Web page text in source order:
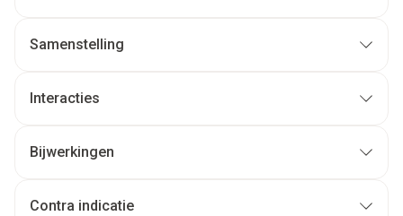
Samenstelling
Interacties
Bijwerkingen
Contra indicatie